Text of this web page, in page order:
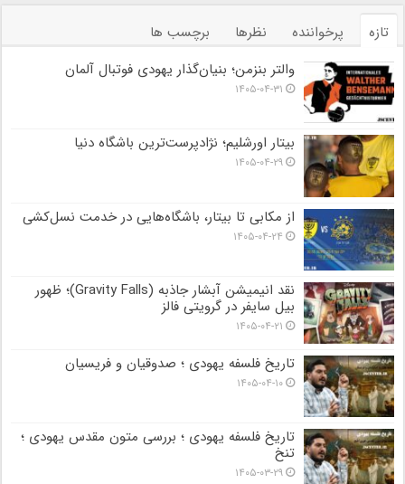
تازه پرخواننده نظرها
برچسب ها
والتر بنزمن؛ بنیان‌گذار یهودی فوتبال آلمان
۱۴۰۵-۰۴-۳۱
بیتار اورشلیم؛ نژادپرست‌ترین باشگاه دنیا
۱۴۰۵-۰۴-۲۹
از مکابی تا بیتار، باشگاه‌هایی در خدمت نسل‌کشی
۱۴۰۵-۰۴-۲۴
نقد انیمیشن آبشار جاذبه (Gravity Falls)؛ ظهور
بیل سایفر در گرویتی فالز
۱۴۰۵-۰۴-۲۱
تاریخ فلسفه یهودی ؛ صدوقیان و فریسیان
۱۴۰۵-۰۴-۱۰
تاریخ فلسفه یهودی ؛ بررسی متون مقدس یهودی ؛
تنخ
۱۴۰۵-۰۳-۲۹